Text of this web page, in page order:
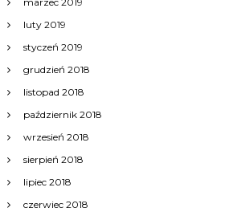
luty 2019
styczeń 2019
grudzień 2018
listopad 2018
październik 2018
wrzesień 2018
sierpień 2018
lipiec 2018
czerwiec 2018